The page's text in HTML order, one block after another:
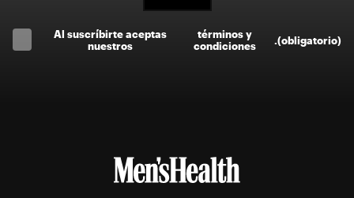
Al suscríbirte aceptas
nuestros
términos y
condiciones
(obligatorio)